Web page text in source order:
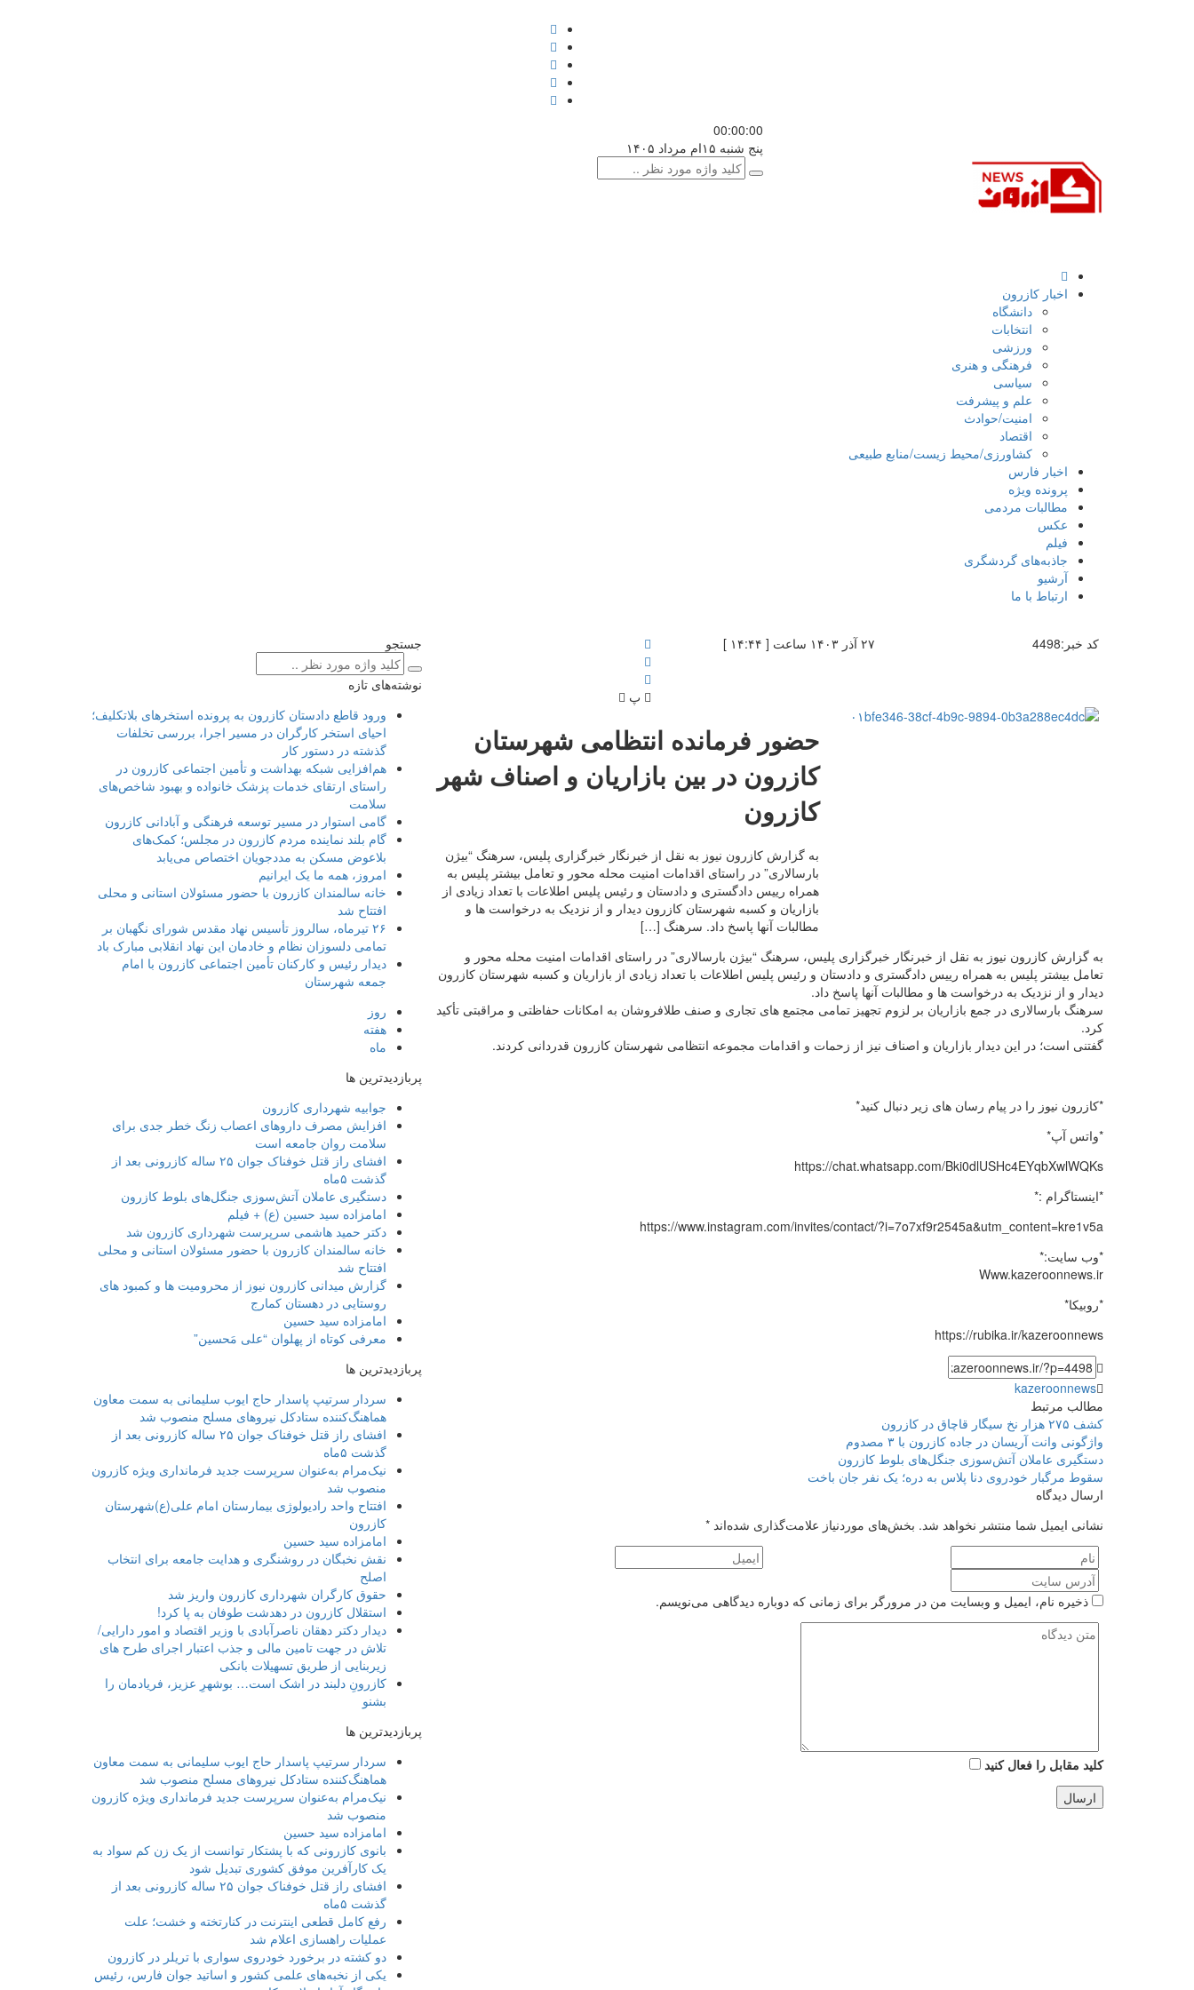
00:00:00
پنج شنبه ۱۵ام مرداد ۱۴۰۵
اخبار کازرون
دانشگاه
انتخابات
ورزشی
فرهنگی و هنری
سیاسی
علم و پیشرفت
امنیت/حوادث
اقتصاد
کشاورزی/محیط زیست/منابع طبیعی
اخبار فارس
پرونده ویژه
مطالبات مردمی
عکس
فیلم
جاذبه‌های گردشگری
آرشیو
ارتباط با ما
کد خبر:4498 ۲۷ آذر ۱۴۰۳ ساعت [ ۱۴:۴۴ ]
پ
حضور فرمانده انتظامی شهرستان
کازرون در بین بازاریان و اصناف شهر
کازرون
به گزارش کازرون نیوز به نقل از خبرنگار خبرگزاری پلیس، سرهنگ “بیژن
بارسالاری” در راستای اقدامات امنیت محله محور و تعامل بیشتر پلیس به
همراه رییس دادگستری و دادستان و رئیس پلیس اطلاعات با تعداد زیادی از
بازاریان و کسبه شهرستان کازرون دیدار و از نزدیک به درخواست ها و
مطالبات آنها پاسخ داد. سرهنگ […]
به گزارش کازرون نیوز به نقل از خبرنگار خبرگزاری پلیس، سرهنگ “بیژن بارسالاری” در راستای اقدامات امنیت محله محور و
تعامل بیشتر پلیس به همراه رییس دادگستری و دادستان و رئیس پلیس اطلاعات با تعداد زیادی از بازاریان و کسبه شهرستان کازرون
دیدار و از نزدیک به درخواست ها و مطالبات آنها پاسخ داد.
سرهنگ بارسالاری در جمع بازاریان بر لزوم تجهیز تمامی مجتمع های تجاری و صنف طلافروشان به امکانات حفاظتی و مراقبتی تأکید
کرد.
گفتنی است؛ در این دیدار بازاریان و اصناف نیز از زحمات و اقدامات مجموعه انتظامی شهرستان کازرون قدردانی کردند.
*کازرون نیوز را در پیام رسان های زیر دنبال کنید*
*واتس آپ*
https://chat.whatsapp.com/Bki0dlUSHc4EYqbXwlWQKs
*اینستاگرام :*
https://www.instagram.com/invites/contact/?i=7o7xf9r2545a&utm_content=kre1v5a
*وب سایت:*
Www.kazeroonnews.ir
*روبیکا*
https://rubika.ir/kazeroonnews
kazeroonnews
مطالب مرتبط
کشف ۲۷۵ هزار نخ سیگار قاچاق در کازرون
واژگونی وانت آریسان در جاده کازرون با ۳ مصدوم
دستگیری عاملان آتش‌سوزی جنگل‌های بلوط کازرون
سقوط مرگبار خودروی دنا پلاس به دره؛ یک نفر جان باخت
ارسال دیدگاه
نشانی ایمیل شما منتشر نخواهد شد. بخش‌های موردنیاز علامت‌گذاری شده‌اند *
ذخیره نام، ایمیل و وبسایت من در مرورگر برای زمانی که دوباره دیدگاهی می‌نویسم.
کلید مقابل را فعال کنید
جستجو
نوشته‌های تازه
ورود قاطع دادستان کازرون به پرونده استخرهای بلاتکلیف؛
احیای استخر کارگران در مسیر اجرا، بررسی تخلفات
گذشته در دستور کار
هم‌افزایی شبکه بهداشت و تأمین اجتماعی کازرون در
راستای ارتقای خدمات پزشک خانواده و بهبود شاخص‌های
سلامت
گامی استوار در مسیر توسعه فرهنگی و آبادانی کازرون
گام بلند نماینده مردم کازرون در مجلس؛ کمک‌های
بلاعوض مسکن به مددجویان اختصاص می‌یابد
امروز، همه ما یک ایرانیم
خانه سالمندان کازرون با حضور مسئولان استانی و محلی
افتتاح شد
۲۶ تیرماه، سالروز تأسیس نهاد مقدس شورای نگهبان بر
تمامی دلسوزان نظام و خادمان این نهاد انقلابی مبارک باد
دیدار رئیس و کارکنان تأمین اجتماعی کازرون با امام
جمعه شهرستان
روز
هفته
ماه
پربازدیدترین ها
جوابیه شهرداری کازرون
افزایش مصرف داروهای اعصاب زنگ خطر جدی برای
سلامت روان جامعه است
افشای راز قتل خوفناک جوان ۲۵ ساله کازرونی بعد از
گذشت ۵ماه
دستگیری عاملان آتش‌سوزی جنگل‌های بلوط کازرون
امامزاده سید حسین (ع) + فیلم
دکتر حمید هاشمی سرپرست شهرداری کازرون شد
خانه سالمندان کازرون با حضور مسئولان استانی و محلی
افتتاح شد
گزارش میدانی کازرون نیوز از محرومیت ها و کمبود های
روستایی در دهستان کمارج
امامزاده سید حسین
معرفی کوتاه از پهلوان “علی مَحسین”
پربازدیدترین ها
سردار سرتیپ پاسدار حاج ایوب سلیمانی به سمت معاون
هماهنگ‌کننده ستادکل نیروهای مسلح منصوب شد
افشای راز قتل خوفناک جوان ۲۵ ساله کازرونی بعد از
گذشت ۵ماه
نیک‌مرام به‌عنوان سرپرست جدید فرمانداری ویژه کازرون
منصوب شد
افتتاح واحد رادیولوژی بیمارستان امام علی(ع)شهرستان
کازرون
امامزاده سید حسین
نقش نخبگان در روشنگری و هدایت‌ جامعه برای انتخاب
اصلح
حقوق کارگران شهرداری کازرون واریز شد
استقلال کازرون در دهدشت طوفان به پا کرد!
دیدار دکتر دهقان ناصرآبادی با وزیر اقتصاد و امور دارایی/
تلاش در جهت تامین مالی و جذب اعتبار اجرای طرح های
زیربنایی از طریق تسهیلات بانکی
کازرونِ دلبند در اشک است… بوشهرِ عزیز، فریادمان را
بشنو
پربازدیدترین ها
سردار سرتیپ پاسدار حاج ایوب سلیمانی به سمت معاون
هماهنگ‌کننده ستادکل نیروهای مسلح منصوب شد
نیک‌مرام به‌عنوان سرپرست جدید فرمانداری ویژه کازرون
منصوب شد
امامزاده سید حسین
بانوی کازرونی که با پشتکار توانست از یک زن کم سواد به
یک کارآفرین موفق کشوری تبدیل شود
افشای راز قتل خوفناک جوان ۲۵ ساله کازرونی بعد از
گذشت ۵ماه
رفع کامل قطعی اینترنت در کنارتخته و خشت؛ علت
عملیات راهسازی اعلام شد
دو کشته در برخورد خودروی سواری با تریلر در کازرون
یکی از نخبه‌های علمی کشور و اساتید جوان فارس، رئیس